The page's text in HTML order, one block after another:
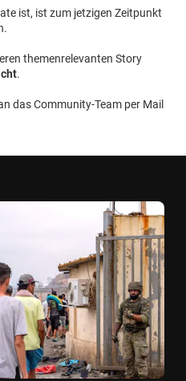
ist, ist zum jetzigen Zeitpunkt
themenrelevanten Story
.
das Community-Team per Mail